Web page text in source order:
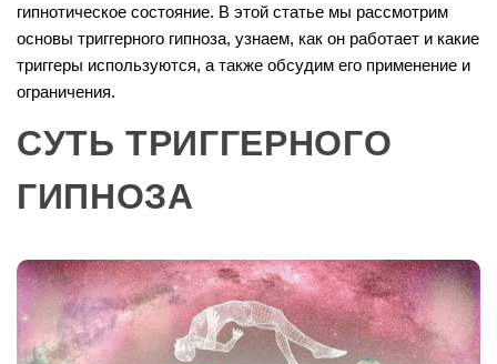
гипнотическое состояние. В этой статье мы рассмотрим
основы триггерного гипноза, узнаем, как он работает и какие
триггеры используются, а также обсудим его применение и
ограничения.
СУТЬ ТРИГГЕРНОГО
ГИПНОЗА